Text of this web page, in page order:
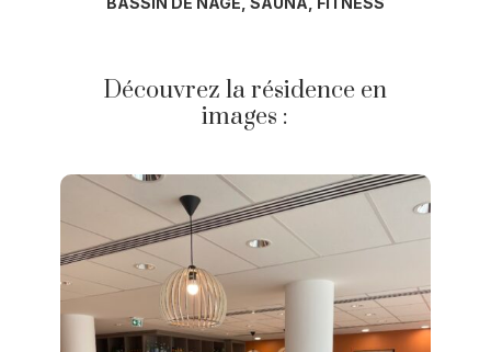
Découvrez la résidence en
images :